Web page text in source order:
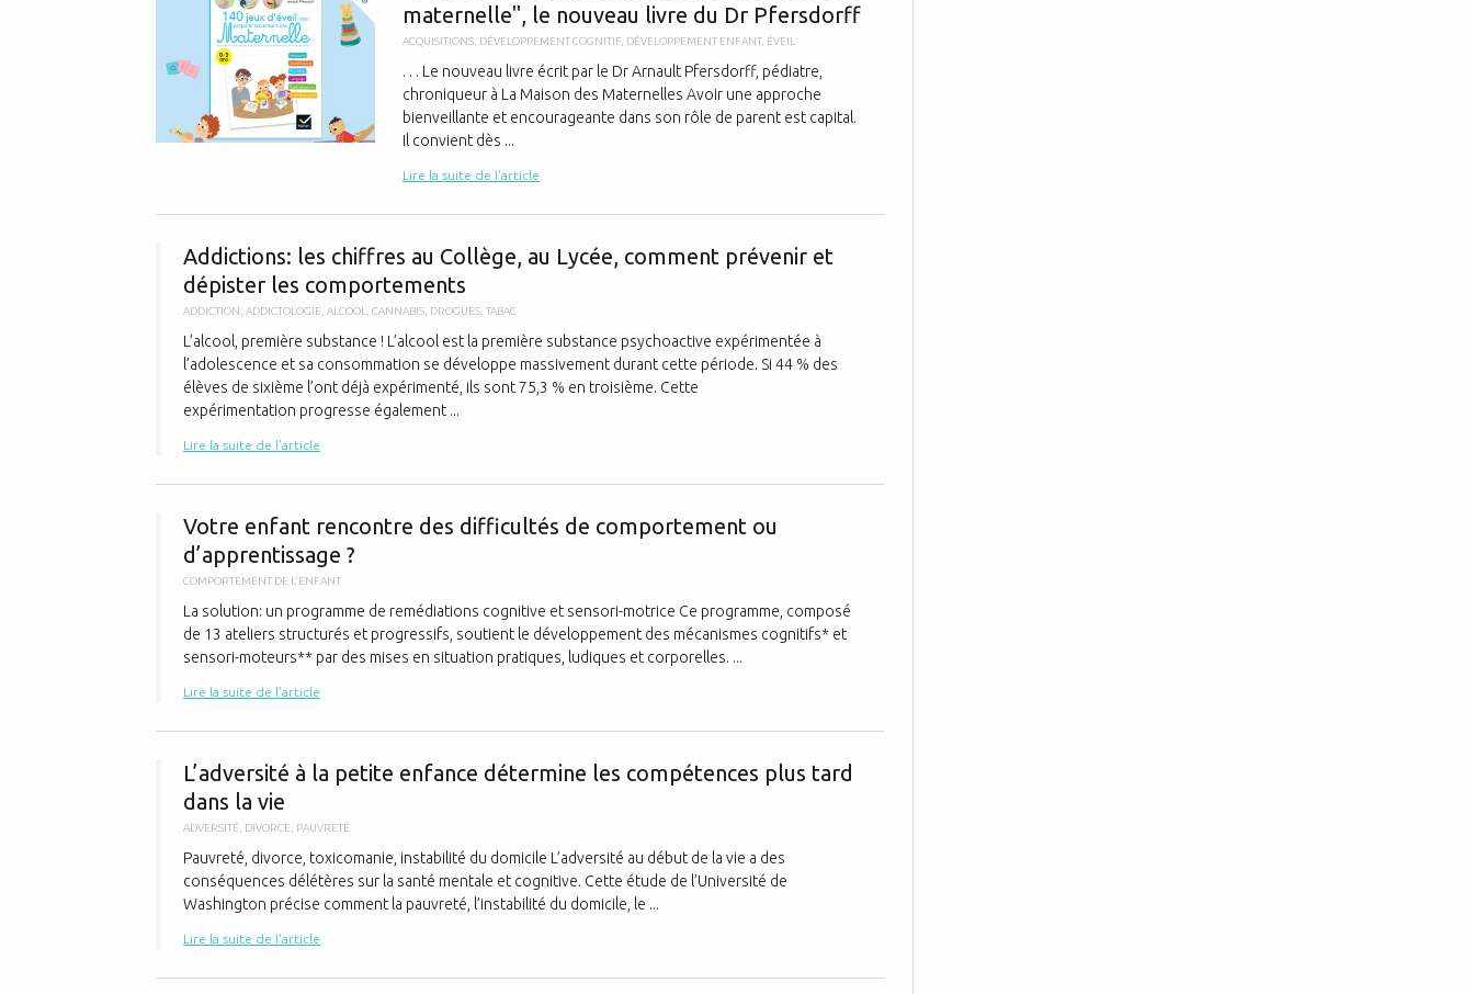
maternelle", le nouveau livre du Dr Pfersdorff
ACQUISITIONS DÉVELOPPEMENT COGNITIF DÉVELOPPEMENT ENFANT, ÉVEIL
. . . Le nouveau livre écrit par le Dr Arnault Pfersdorff, pédiatre,
chroniqueur à La Maison des Maternelles Avoir une approche
bienveillante et encourageante dans son rôle de parent est capital.
Il convient dès ...
Lire la suite de l'article
Addictions: les chiffres au Collège, au Lycée, comment prévenir et
dépister les comportements
ADDICTION ADDICTOLOGIE ALCOOL CANNABIS DROGUES TABAC
L’alcool, première substance ! L’alcool est la première substance psychoactive expérimentée à
l’adolescence et sa consommation se développe massivement durant cette période. Si 44 % des
élèves de sixième l’ont déjà expérimenté, ils sont 75,3 % en troisième. Cette
expérimentation progresse également ...
Lire la suite de l'article
Votre enfant rencontre des difficultés de comportement ou
d’apprentissage ?
COMPORTEMENT DE L'ENFANT
La solution: un programme de remédiations cognitive et sensori-motrice Ce programme, composé
de 13 ateliers structurés et progressifs, soutient le développement des mécanismes cognitifs* et
sensori-moteurs** par des mises en situation pratiques, ludiques et corporelles. ...
Lire la suite de l'article
L’adversité à la petite enfance détermine les compétences plus tard
dans la vie
ADVERSITÉ DIVORCE PAUVRETÉ
Pauvreté, divorce, toxicomanie, instabilité du domicile L’adversité au début de la vie a des
conséquences délétères sur la santé mentale et cognitive. Cette étude de l’Université de
Washington précise comment la pauvreté, l’instabilité du domicile, le ...
Lire la suite de l'article